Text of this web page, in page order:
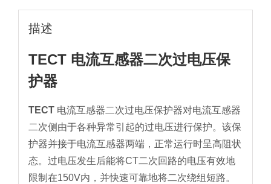
描述
TECT 电流互感器二次过电压保
护器
TECT电流互感器二次过电压保护器对电流互感器
二次侧由于各种异常引起的过电压进行保护。该保
护器并接于电流互感器两端，正常运行时呈高阻状
态。过电压发生后能将CT二次回路的电压有效地
限制在150V内，并快速可靠地将二次绕组短路。